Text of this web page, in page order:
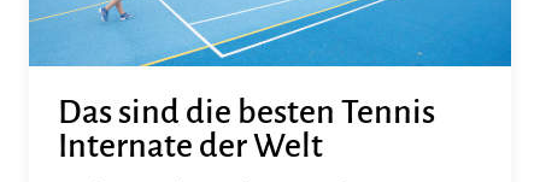
Das sind die besten Tennis
Internate der Welt